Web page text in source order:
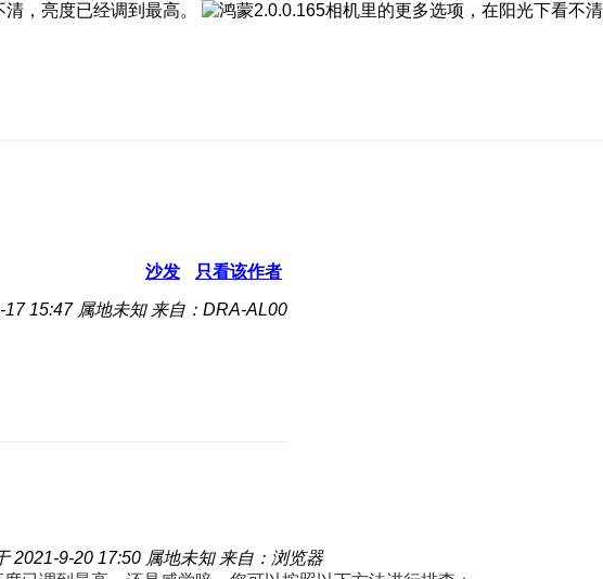
，亮度已经调到最高。
沙发 只看该作者
17 15:47 属地未知 来自：DRA-AL00
2021-9-20 17:50 属地未知 来自：浏览器